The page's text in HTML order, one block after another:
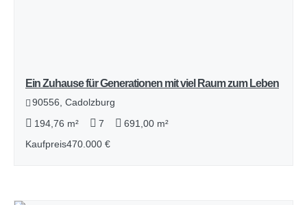
Ein Zuhause für Generationen mit viel Raum zum Leben
90556, Cadolzburg
194,76 m²
7
691,00 m²
Kaufpreis470.000 €